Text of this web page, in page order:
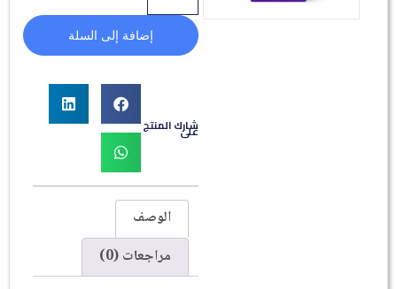
إضافة إلى السلة
شارك المنتج
على
الوصف
مراجعات (0)